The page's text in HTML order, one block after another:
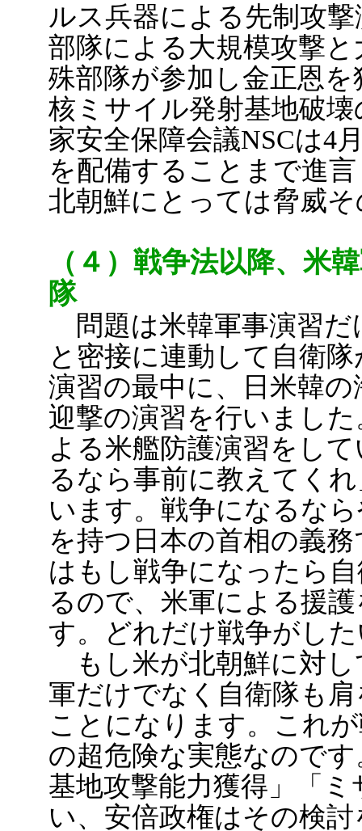
ルス兵器による先制攻
部隊による大規模攻撃
殊部隊が参加し金正恩
核ミサイル発射基地破
家安全保障会議NSCは4
を配備することまで進
北朝鮮にとっては脅威
（４）戦争法以降、米
隊
問題は米韓軍事演習だ
と密接に連動して自衛
演習の最中に、日米韓
迎撃の演習を行いまし
よる米艦防護演習をし
るなら事前に教えてく
います。戦争になるな
を持つ日本の首相の義
はもし戦争になったら
るので、米軍による援
す。どれだけ戦争がし
もし米が北朝鮮に対し
軍だけでなく自衛隊も
ことになります。これ
の超危険な実態なので
基地攻撃能力獲得」「
い、安倍政権はその検